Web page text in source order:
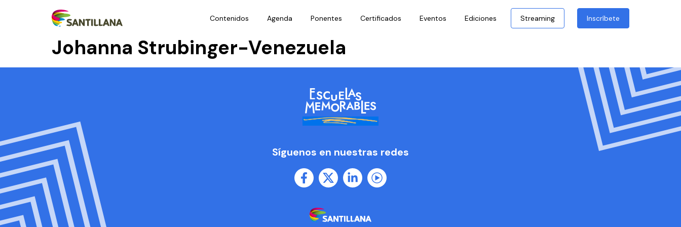
Contenidos Agenda Ponentes Certificados Eventos Ediciones Streaming Inscríbete
Johanna Strubinger-Venezuela
Síguenos en nuestras redes